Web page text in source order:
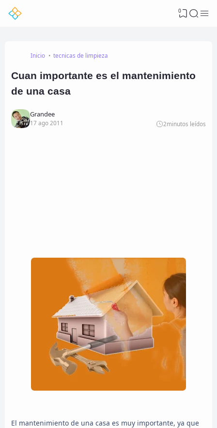
0
Inicio tecnicas de limpieza
Cuan importante es el mantenimiento
de una casa
Grandee
17 ago 2011 2minutos leídos
El mantenimiento de una casa es muy importante, ya que